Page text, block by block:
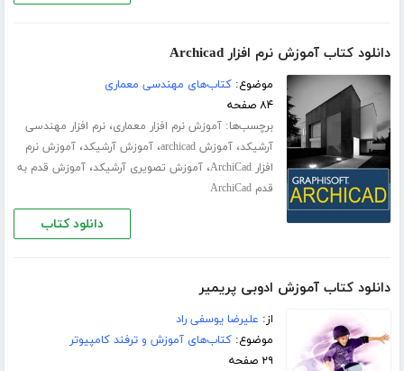
دانلود کتاب آموزش نرم افزار Archicad
موضوع:کتاب‌های مهندسی معماری
۸۴ صفحه
برچسب‌ها:آموزش نرم افزار معماری،نرم افزار مهندسی
آرشیکد،آموزش archicad ،آموزش آرشیکد،آموزش نرم
افزار ArchiCad
،آموزش تصویری آرشیکد،آموزش قدم به
قدم ArchiCad
دانلود کتاب
دانلود کتاب آموزش ادوبی پریمیر
از: علیرضا یوسفی راد
موضوع:کتاب‌های آموزش و ترفند کامپیوتر
۲۹ صفحه